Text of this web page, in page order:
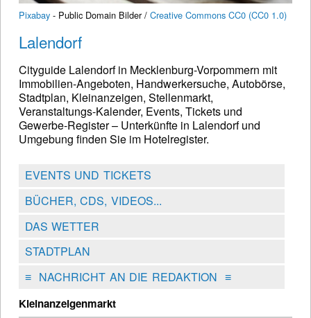
Pixabay - Public Domain Bilder / Creative Commons CC0 (CC0 1.0)
Lalendorf
Cityguide Lalendorf in Mecklenburg-Vorpommern mit
Immobilien-Angeboten, Handwerkersuche, Autobörse,
Stadtplan, Kleinanzeigen, Stellenmarkt,
Veranstaltungs-Kalender, Events, Tickets und
Gewerbe-Register – Unterkünfte in Lalendorf und
Umgebung finden Sie im Hotelregister.
EVENTS UND TICKETS
BÜCHER, CDS, VIDEOS...
DAS WETTER
STADTPLAN
≡NACHRICHT AN DIE REDAKTION ≡
Kleinanzeigenmarkt